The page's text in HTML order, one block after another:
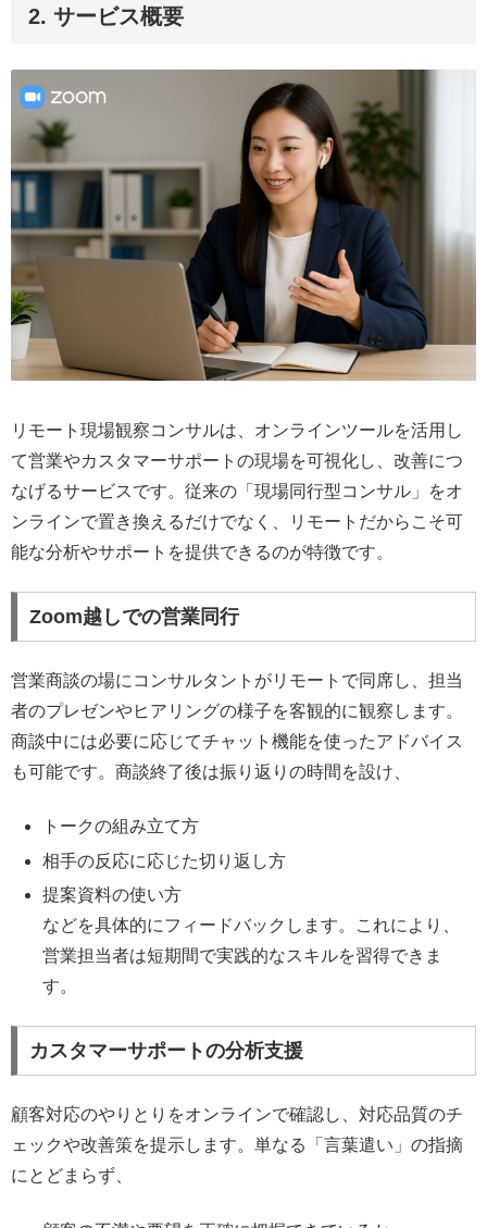
2. サービス概要
リモート現場観察コンサルは、オンラインツールを活用し
て営業やカスタマーサポートの現場を可視化し、改善につ
なげるサービスです。従来の「現場同行型コンサル」をオ
ンラインで置き換えるだけでなく、リモートだからこそ可
能な分析やサポートを提供できるのが特徴です。
Zoom越しでの営業同行
営業商談の場にコンサルタントがリモートで同席し、担当
者のプレゼンやヒアリングの様子を客観的に観察します。
商談中には必要に応じてチャット機能を使ったアドバイス
も可能です。商談終了後は振り返りの時間を設け、
トークの組み立て方
相手の反応に応じた切り返し方
提案資料の使い方
などを具体的にフィードバックします。これにより、
営業担当者は短期間で実践的なスキルを習得できま
す。
カスタマーサポートの分析支援
顧客対応のやりとりをオンラインで確認し、対応品質のチ
ェックや改善策を提示します。単なる「言葉遣い」の指摘
にとどまらず、